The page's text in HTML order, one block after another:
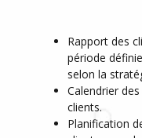
Rapport des
période
selon la
Calendrier
clients.
Planification